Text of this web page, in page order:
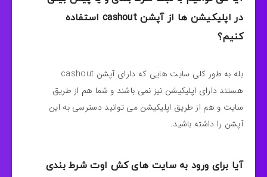
در اپلیکیشن ها از آپشن cashout استفاده
کنیم؟
بله به طور کلی سایت هایی که دارای آپشن cashout
هستند دارای اپلیکیشن نیز نمی باشند و شما هم از طریق
سایت و هم از طریق اپلیکیشن می توانید دسترسی به این
آپشن را داشته باشید.
آیا برای ورود به سایت های کش اوت شرط بندی